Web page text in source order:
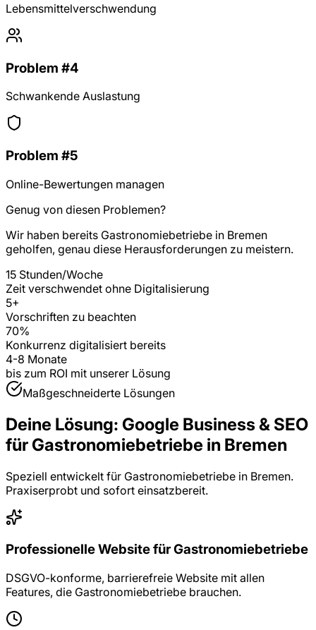
Lebensmittelverschwendung
Problem #4
Schwankende Auslastung
Problem #5
Online-Bewertungen managen
Genug von diesen Problemen?
Wir haben bereits Gastronomiebetriebe in Bremen
geholfen, genau diese Herausforderungen zu meistern.
15 Stunden/Woche
Zeit verschwendet ohne Digitalisierung
5+
Vorschriften zu beachten
70%
Konkurrenz digitalisiert bereits
4-8 Monate
bis zum ROI mit unserer Lösung
Maßgeschneiderte Lösungen
Deine Lösung: Google Business & SEO
für Gastronomiebetriebe in Bremen
Speziell entwickelt für Gastronomiebetriebe in Bremen.
Praxiserprobt und sofort einsatzbereit.
Professionelle Website für Gastronomiebetriebe
DSGVO-konforme, barrierefreie Website mit allen
Features, die Gastronomiebetriebe brauchen.